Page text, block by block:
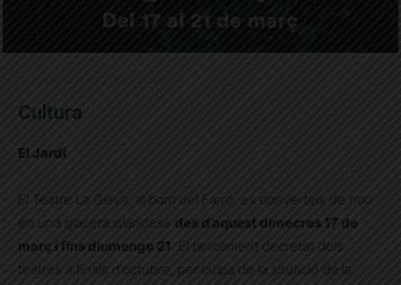
Cultura
El Jardí
El Teatre La Gleva, al barri del Farró, es converteix de nou
en una glacera islandesa des d’aquest dimecres 17 de
març i fins diumenge 21
. El tancament decretat dels
teatres a finals d’octubre, per culpa de la situació de la